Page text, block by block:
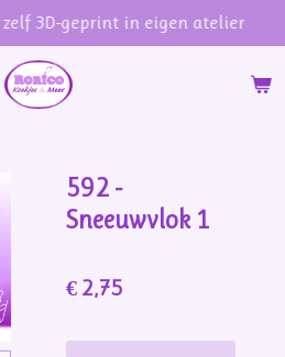
zelf 3D-geprint in eigen atelier
592 -
Sneeuwvlok 1
€ 2,75